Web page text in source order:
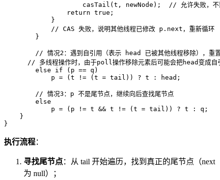
                    casTail(t, newNode);
// 允许失败，
return true ;
            }
// CAS 失败，说明其他线程已修改 p.next，重新循
        }
// 情况2：遇到自引用（表示 head 已被其他线程移除），
// 多线程操作时，由于poll操作移除元素后可能会把head变成
else
if (p == q)
            p = (t != (t = tail)) ? t : head;
// 情况3：p 不是尾节点，继续向后查找尾节点
else
            p = (p != t && t != (t = tail)) ? t : q;
    }
}
执行流程：
寻找尾节点：从 tail 开始遍历，找到真正的尾节点（next
为 null）；